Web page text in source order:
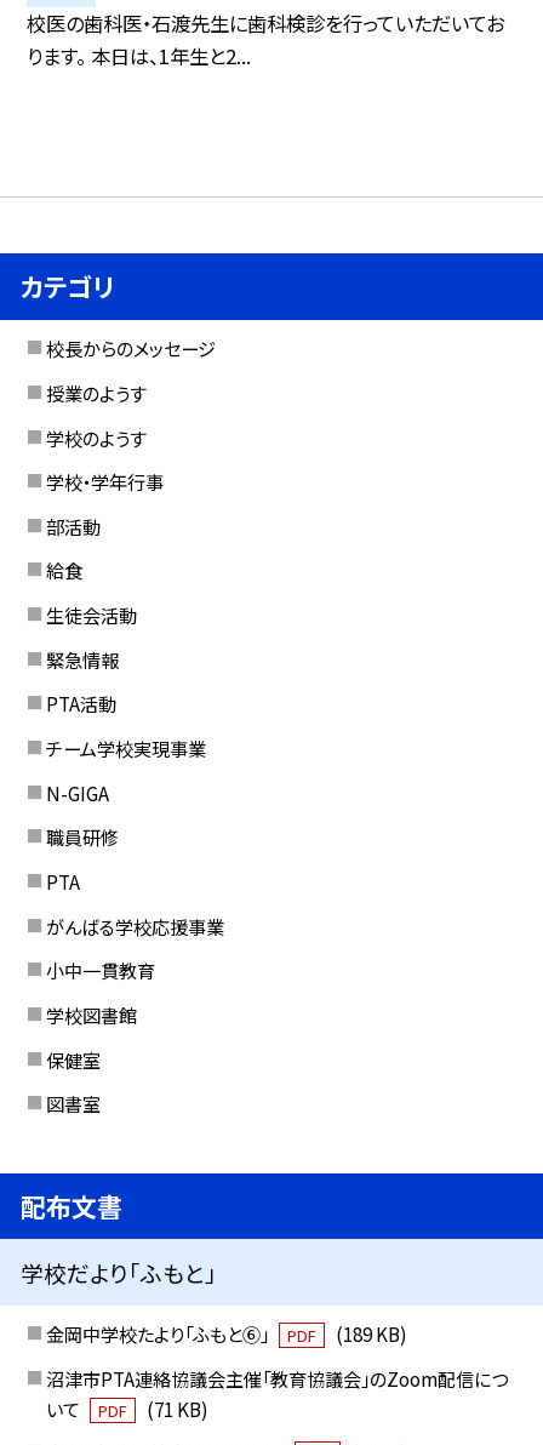
校医の歯科医・石渡先生に歯科検診を行っていただいてお
ります。 本日は、1年生と2...
カテゴリ
校長からのメッセージ
授業のようす
学校のようす
学校・学年行事
部活動
給食
生徒会活動
緊急情報
PTA活動
チーム学校実現事業
N-GIGA
職員研修
PTA
がんばる学校応援事業
小中一貫教育
学校図書館
保健室
図書室
配布文書
学校だより「ふもと」
金岡中学校たより「ふもと⑥」 PDF
(189 KB)
沼津市PTA連絡協議会主催「教育協議会」のZoom配信につ
いて
PDF
(71 KB)